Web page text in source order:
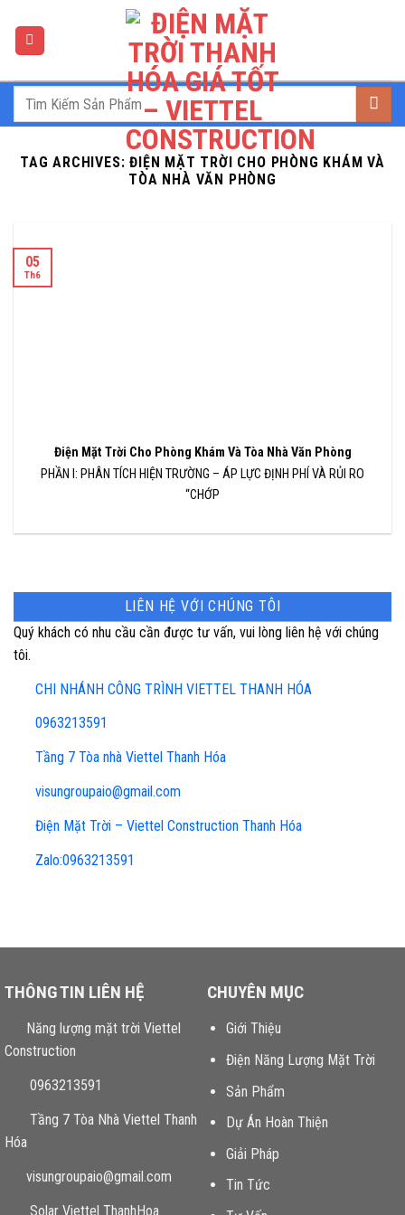
content
TAG ARCHIVES:ĐIỆN MẶT TRỜI CHO PHÒNG KHÁM VÀ
TÒA NHÀ VĂN PHÒNG
Điện Mặt Trời Cho Phòng Khám Và Tòa Nhà Văn Phòng
PHẦN I: PHÂN TÍCH HIỆN TRƯỜNG – ÁP LỰC ĐỊNH PHÍ VÀ RỦI RO
“CHỚP
05
Th6
LIÊN HỆ VỚI CHÚNG TÔI
Quý khách có nhu cầu cần được tư vấn, vui lòng liên hệ với chúng
tôi.
CHI NHÁNH CÔNG TRÌNH VIETTEL THANH HÓA
0963213591
Tầng 7 Tòa nhà Viettel Thanh Hóa
visungroupaio@gmail.com
Điện Mặt Trời – Viettel Construction Thanh Hóa
Zalo:0963213591
THÔNG TIN LIÊN HỆ
Năng lượng mặt trời Viettel
Construction
0963213591
Tầng 7 Tòa Nhà Viettel Thanh
Hóa
visungroupaio@gmail.com
Solar Viettel ThanhHoa
CHUYÊN MỤC
Giới Thiệu
Điện Năng Lượng Mặt Trời
Sản Phẩm
Dự Án Hoàn Thiện
Giải Pháp
Tin Tức